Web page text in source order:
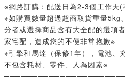
※網路訂購：配送日為2-3個工作天
※如購買數量超過超商取貨重量5kg
分者或選擇商品含有大全配的選項
家宅配，造成您的不便非常抱歉※
※引擎和馬達（保修1年），電池、
不包含耗材、零件、人為因素※